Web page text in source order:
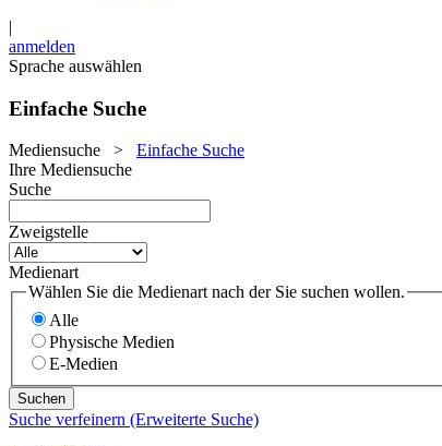
|
anmelden
Sprache auswählen
Einfache Suche
Mediensuche > Einfache Suche
Ihre Mediensuche
Suche
Zweigstelle
Medienart
Wählen Sie die Medienart nach der Sie suchen wollen.
Alle
Physische Medien
E-Medien
Suche verfeinern (Erweiterte Suche)